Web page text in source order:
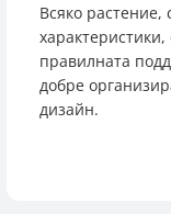
Всяко растение,
правилната
добре
дизайн.